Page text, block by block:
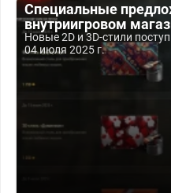
Специальные
внутриигровом
Новые 2D и 3D-стили
04 июля 2025 г.